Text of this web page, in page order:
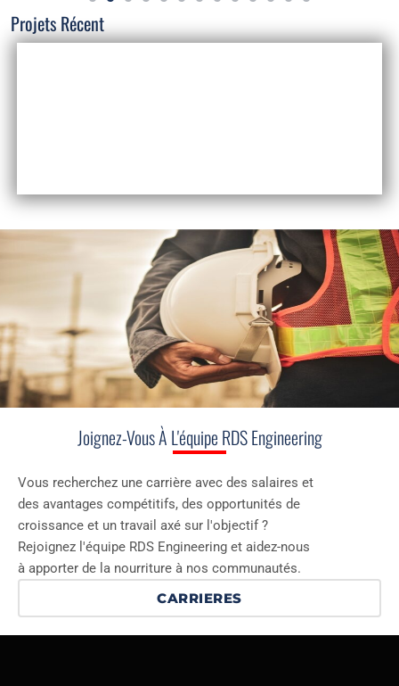
Projets Récent
INSTALLATION &
Joignez-Vous À L'équipe RDS Engineering
Vous recherchez une carrière avec des salaires et
des avantages compétitifs, des opportunités de
croissance et un travail axé sur l'objectif ?
Rejoignez l'équipe RDS Engineering et aidez-nous
à apporter de la nourriture à nos communautés.
CARRIERES